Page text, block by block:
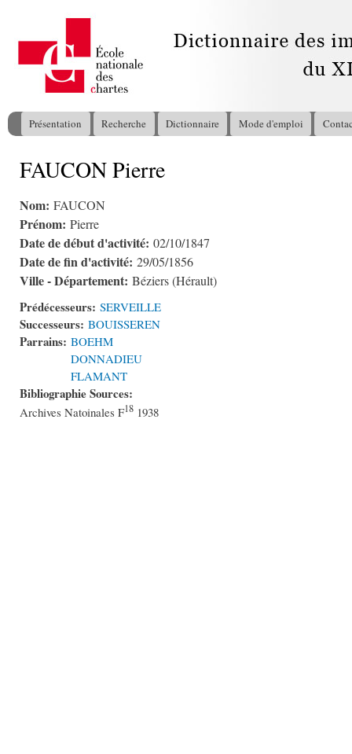
Menu principal
Présentation Recherche Dictionnaire Mode d'emploi
Vous êtes ici
FAUCON Pierre
Nom: FAUCON
Prénom: Pierre
Date de début d'activité: 02/10/1847
Date de fin d'activité: 29/05/1856
Ville - Département: Béziers (Hérault)
Prédécesseurs: SERVEILLE
Successeurs: BOUISSEREN
Parrains: BOEHM
DONNADIEU
FLAMANT
Bibliographie Sources:
Archives Natoinales F18 1938